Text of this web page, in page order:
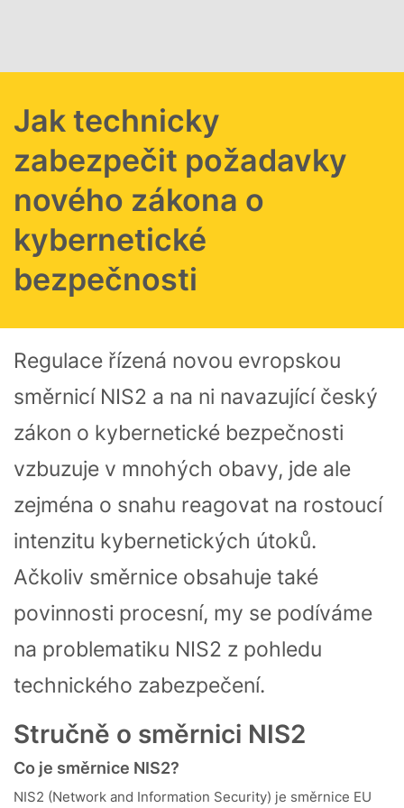
Jak technicky
zabezpečit požadavky
nového zákona o
kybernetické
bezpečnosti
Regulace řízená novou evropskou
směrnicí NIS2 a na ni navazující český
zákon o kybernetické bezpečnosti
vzbuzuje v mnohých obavy, jde ale
zejména o snahu reagovat na rostoucí
intenzitu kybernetických útoků.
Ačkoliv směrnice obsahuje také
povinnosti procesní, my se podíváme
na problematiku NIS2 z pohledu
technického zabezpečení.
Stručně o směrnici NIS2
Co je směrnice NIS2?
NIS2 (Network and Information Security) je směrnice EU